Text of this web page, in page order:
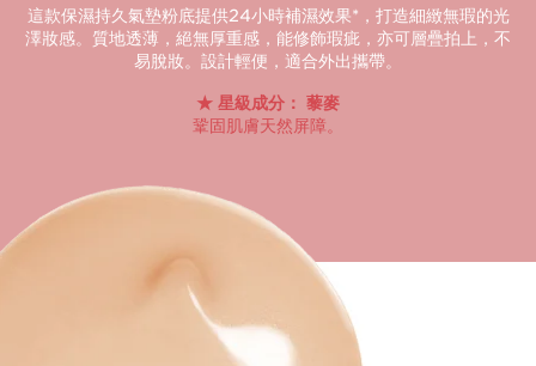
這款保濕持久氣墊粉底提供24小時補濕效果*，打造細緻無瑕的光
澤妝感。質地透薄，絕無厚重感，能修飾瑕疵，亦可層疊拍上，不
易脫妝。設計輕便，適合外出攜帶。
星級成分： 藜麥
鞏固肌膚天然屏障。